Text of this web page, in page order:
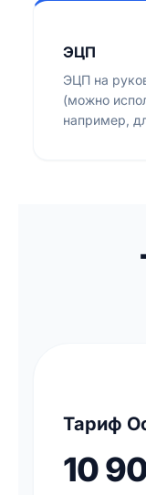
ЭЦП
ЭЦП на
(можно
например,
Тариф
10